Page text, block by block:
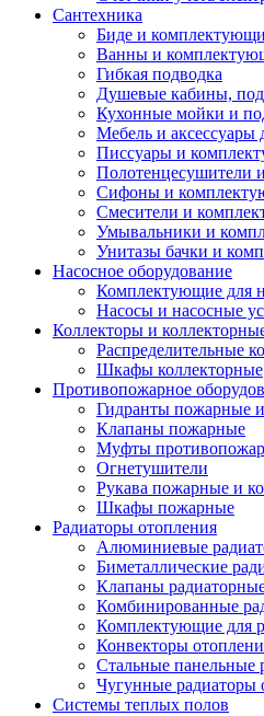
Сантехника
Биде и
Ванны и
Гибкая подводка
Душевые кабины,
Кухонные мойки и
Мебель и аксессуары
Писсуары и
Полотенцесушители
Сифоны и
Смесители и
Умывальники и
Унитазы бачки и
Насосное оборудование
Комплектующие для
Насосы и насосные
Коллекторы и
Распределительные
Шкафы коллекторные
Противопожарное
Гидранты пожарные
Клапаны пожарные
Муфты
Огнетушители
Рукава пожарные и
Шкафы пожарные
Радиаторы отопления
Алюминиевые
Биметаллические
Клапаны
Комбинированные
Комплектующие для
Конвекторы
Стальные панельные
Чугунные радиаторы
Системы теплых полов